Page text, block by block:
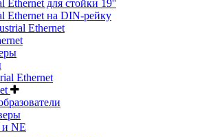
для стойки 19''
Ethernet на DIN-рейку
Ethernet
Ethernet
и NE